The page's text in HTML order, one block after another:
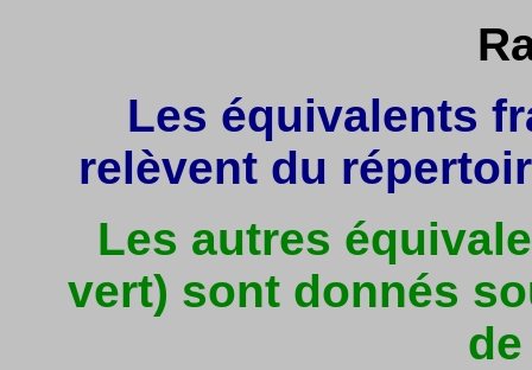
Les équivalents
relèvent du
Les autres
vert) sont donnés